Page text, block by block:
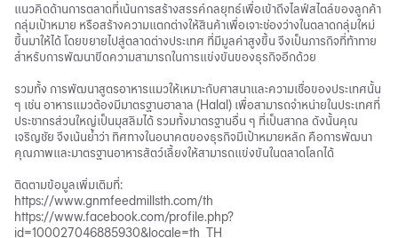
แนวคิดด้านการตลาดที่เน้นการสร้างสรรค์กลยุทธ์เพื่อเข้าถึงไลฟ์สไตล์ของลูกค้า
กลุ่มเป้าหมาย หรือสร้างความแตกต่างให้สินค้าเพื่อเจาะช่องว่างในตลาดกลุ่มใหม่
ขึ้นมาให้ได้ โดยขยายไปสู่ตลาดต่างประเทศ ที่มีมูลค่าสูงขึ้น จึงเป็นภารกิจที่ท้าทาย
สำหรับการพัฒนาขีดความสามารถในการแข่งขันของธุรกิจอีกด้วย
รวมทั้ง การพัฒนาสูตรอาหารแมวให้เหมาะกับศาสนาและความเชื่อของประเทศนั้น
ๆ เช่น อาหารแมวต้องมีมาตรฐานฮาลาล (Halal) เพื่อสามารถจำหน่ายในประเทศที่
ประชากรส่วนใหญ่เป็นมุสลิมได้ รวมทั้งมาตรฐานอื่น ๆ ที่เป็นสากล ดังนั้นคุณ
เจริญชัย จึงเน้นย้ำว่า ทิศทางในอนาคตของธุรกิจมีเป้าหมายหลัก คือการพัฒนา
คุณภาพและมาตรฐานอาหารสัตว์เลี้ยงให้สามารถแข่งขันในตลาดโลกได้
ติดตามข้อมูลเพิ่มเติมที่:
https://www.gnmfeedmillsth.com/th
https://www.facebook.com/profile.php?
id=100027046885930&locale=th_TH